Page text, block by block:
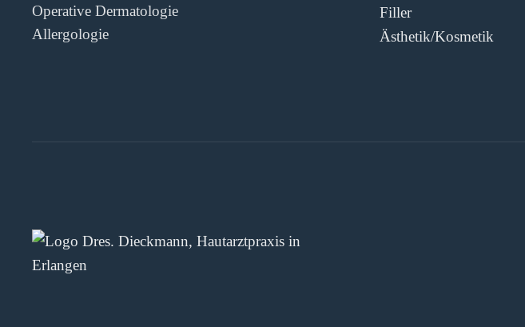
Operative Dermatologie
Allergologie
Filler
Ästhetik/­Kosmetik